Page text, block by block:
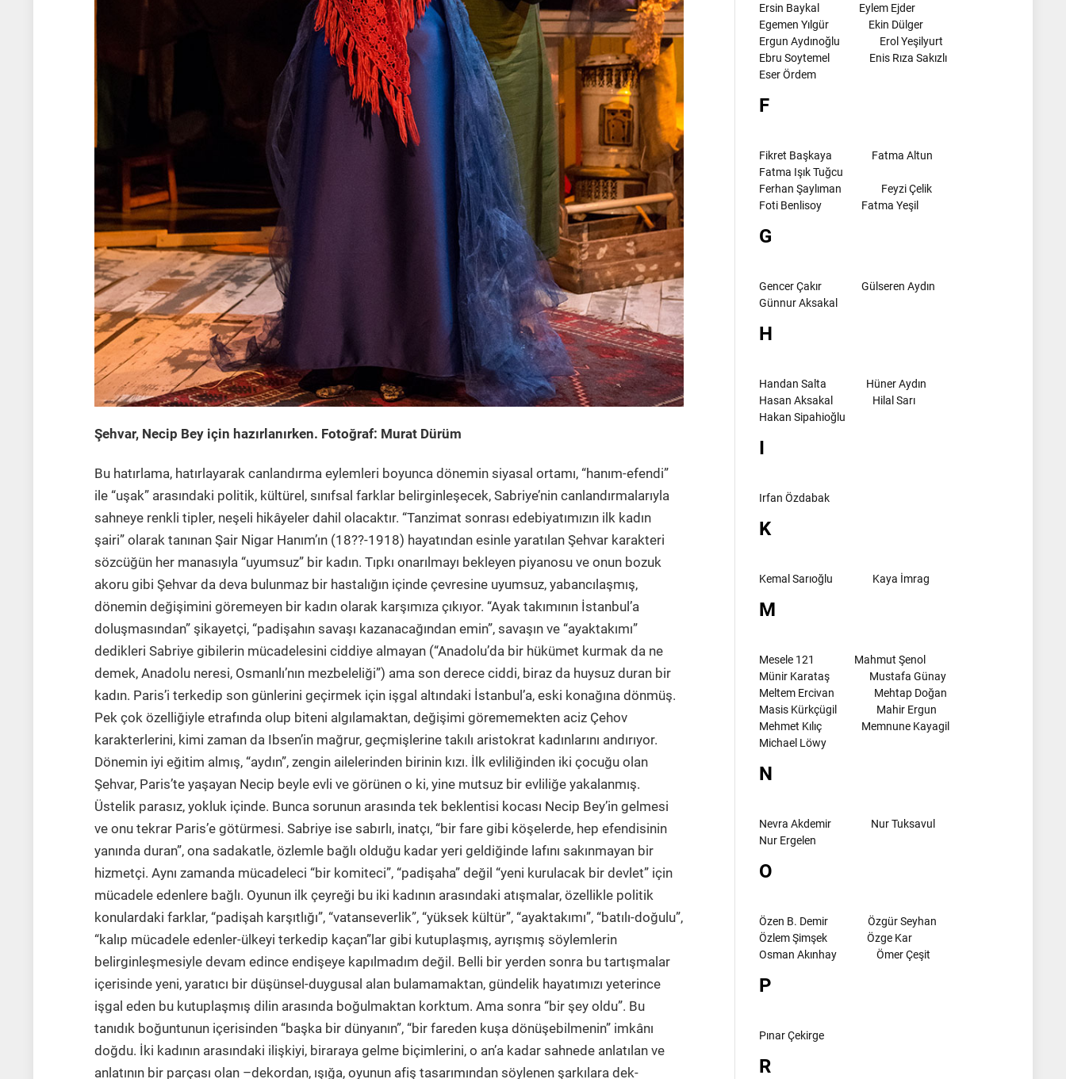
Şehvar, Necip Bey için hazırlanırken. Fotoğraf: Murat Dürüm
Bu hatırlama, hatırlayarak canlandırma eylemleri boyunca dönemin siyasal ortamı, “hanım-efendi”
ile “uşak” arasındaki politik, kültürel, sınıfsal farklar belirginleşecek, Sabriye’nin canlandırmalarıyla
sahneye renkli tipler, neşeli hikâyeler dahil olacaktır. “Tanzimat sonrası edebiyatımızın ilk kadın
şairi” olarak tanınan Şair Nigar Hanım’ın (18??-1918) hayatından esinle yaratılan Şehvar karakteri
sözcüğün her manasıyla “uyumsuz” bir kadın. Tıpkı onarılmayı bekleyen piyanosu ve onun bozuk
akoru gibi Şehvar da deva bulunmaz bir hastalığın içinde çevresine uyumsuz, yabancılaşmış,
dönemin değişimini göremeyen bir kadın olarak karşımıza çıkıyor. “Ayak takımının İstanbul’a
doluşmasından” şikayetçi, “padişahın savaşı kazanacağından emin”, savaşın ve “ayaktakımı”
dedikleri Sabriye gibilerin mücadelesini ciddiye almayan (“Anadolu’da bir hükümet kurmak da ne
demek, Anadolu neresi, Osmanlı’nın mezbeleliği”) ama son derece ciddi, biraz da huysuz duran bir
kadın. Paris’i terkedip son günlerini geçirmek için işgal altındaki İstanbul’a, eski konağına dönmüş.
Pek çok özelliğiyle etrafında olup biteni algılamaktan, değişimi görememekten aciz Çehov
karakterlerini, kimi zaman da Ibsen’in mağrur, geçmişlerine takılı aristokrat kadınlarını andırıyor.
Dönemin iyi eğitim almış, “aydın”, zengin ailelerinden birinin kızı. İlk evliliğinden iki çocuğu olan
Şehvar, Paris’te yaşayan Necip beyle evli ve görünen o ki, yine mutsuz bir evliliğe yakalanmış.
Üstelik parasız, yokluk içinde. Bunca sorunun arasında tek beklentisi kocası Necip Bey’in gelmesi
ve onu tekrar Paris’e götürmesi. Sabriye ise sabırlı, inatçı, “bir fare gibi köşelerde, hep efendisinin
yanında duran”, ona sadakatle, özlemle bağlı olduğu kadar yeri geldiğinde lafını sakınmayan bir
hizmetçi. Aynı zamanda mücadeleci “bir komiteci”, “padişaha” değil “yeni kurulacak bir devlet” için
mücadele edenlere bağlı. Oyunun ilk çeyreği bu iki kadının arasındaki atışmalar, özellikle politik
konulardaki farklar, “padişah karşıtlığı”, “vatanseverlik”, “yüksek kültür”, “ayaktakımı”, “batılı-doğulu”,
“kalıp mücadele edenler-ülkeyi terkedip kaçan”lar gibi kutuplaşmış, ayrışmış söylemlerin
belirginleşmesiyle devam edince endişeye kapılmadım değil. Belli bir yerden sonra bu tartışmalar
içerisinde yeni, yaratıcı bir düşünsel-duygusal alan bulamamaktan, gündelik hayatımızı yeterince
işgal eden bu kutuplaşmış dilin arasında boğulmaktan korktum. Ama sonra “bir şey oldu”. Bu
tanıdık boğuntunun içerisinden “başka bir dünyanın”, “bir fareden kuşa dönüşebilmenin” imkânı
doğdu. İki kadının arasındaki ilişkiyi, biraraya gelme biçimlerini, o an’a kadar sahnede anlatılan ve
anlatının bir parçası olan –dekordan, ışığa, oyunun afiş tasarımından söylenen şarkılara dek-
Ersin Baykal
Eylem Ejder
Egemen Yılgür
Ekin Dülger
Ergun Aydınoğlu
Erol Yeşilyurt
Ebru Soytemel
Enis Rıza Sakızlı
Eser Ördem
F
Fikret Başkaya
Fatma Altun
Fatma Işık Tuğcu
Ferhan Şaylıman
Feyzi Çelik
Foti Benlisoy
Fatma Yeşil
G
Gencer Çakır
Gülseren Aydın
Günnur Aksakal
H
Handan Salta
Hüner Aydın
Hasan Aksakal
Hilal Sarı
Hakan Sipahioğlu
I
Irfan Özdabak
K
Kemal Sarıoğlu Kaya İmrag
M
Mesele 121
Mahmut Şenol
Münir Karataş
Mustafa Günay
Meltem Ercivan
Mehtap Doğan
Masis Kürkçügil
Mahir Ergun
Mehmet Kılıç
Memnune Kayagil
Michael Löwy
N
Nevra Akdemir
Nur Tuksavul
Nur Ergelen
O
Özen B. Demir
Özgür Seyhan
Özlem Şimşek
Özge Kar
Osman Akınhay
Ömer Çeşit
P
Pınar Çekirge
R